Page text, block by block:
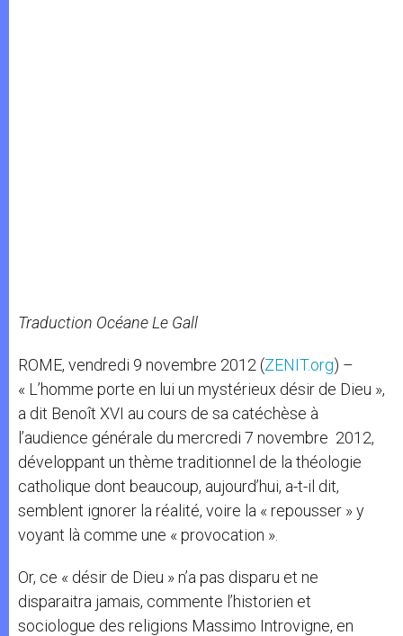
Traduction Océane Le Gall
ROME, vendredi 9 novembre 2012 (ZENIT.org) –
« L’homme porte en lui un mystérieux désir de Dieu »,
a dit Benoît XVI au cours de sa catéchèse à
l’audience générale du mercredi 7 novembre 2012,
développant un thème traditionnel de la théologie
catholique dont beaucoup, aujourd’hui, a-t-il dit,
semblent ignorer la réalité, voire la « repousser » y
voyant là comme une « provocation ».
Or, ce « désir de Dieu » n’a pas disparu et ne
disparaitra jamais, commente l’historien et
sociologue des religions Massimo Introvigne, en